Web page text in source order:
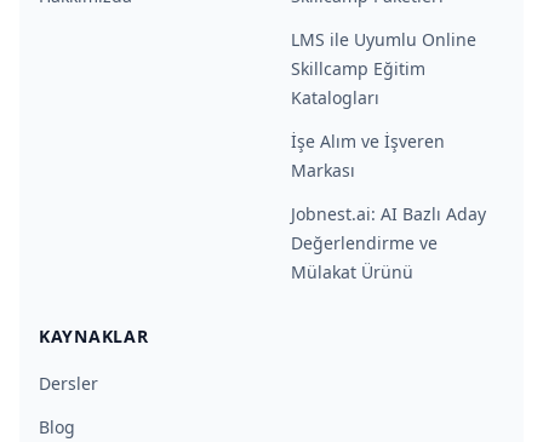
LMS ile Uyumlu Online
Skillcamp Eğitim
Katalogları
İşe Alım ve İşveren
Markası
Jobnest.ai: AI Bazlı Aday
Değerlendirme ve
Mülakat Ürünü
KAYNAKLAR
Dersler
Blog